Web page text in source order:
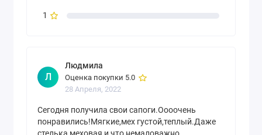
1
Л
Людмила
Оценка покупки 5.0
28 Апреля, 2022
Сегодня получила свои сапоги.Оооочень
понравились!Мягкие,мех густой,теплый.Даже
стелька меховая и,что немаловажно